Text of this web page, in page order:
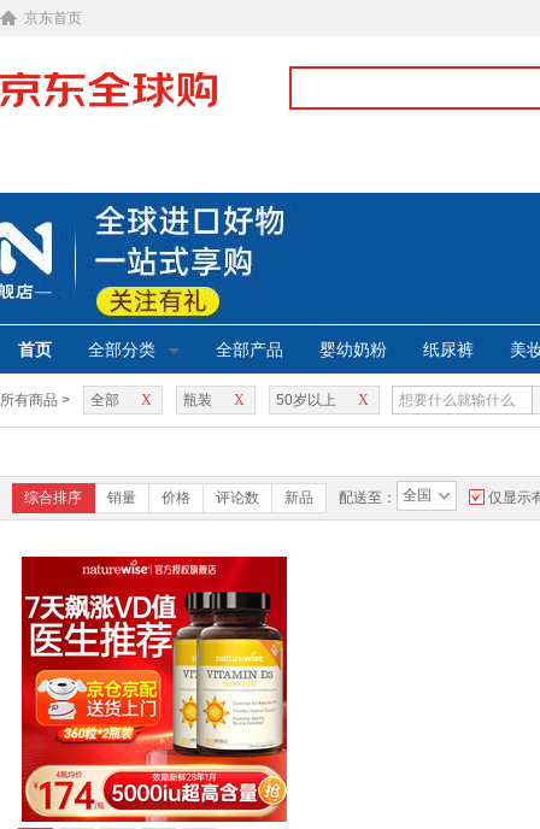
京东首页
首页 全部分类 全部产品 婴幼奶粉 纸尿裤 美
所有商品 > X
全部 X
瓶装 X
50岁以上
综合排序 销量 价格 评论数 新品 配送至： 全国 仅显示